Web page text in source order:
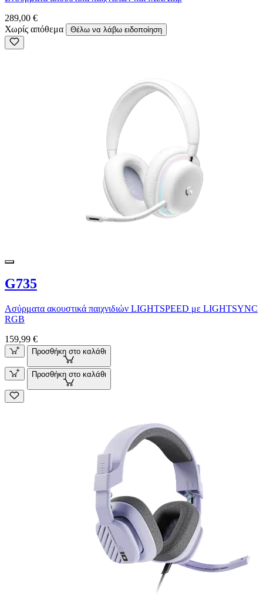
289,00 €
Χωρίς απόθεμα
Θέλω να λάβω ειδοποίηση
G735
Ασύρματα ακουστικά παιχνιδιών LIGHTSPEED με LIGHTSYNC
RGB
159,99 €
Προσθήκη στο καλάθι
Προσθήκη στο καλάθι